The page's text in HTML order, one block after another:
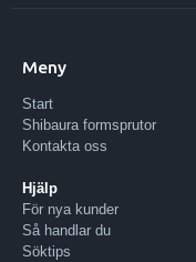
Meny
Start
Shibaura formsprutor
Kontakta oss
Hjälp
För nya kunder
Så handlar du
Söktips